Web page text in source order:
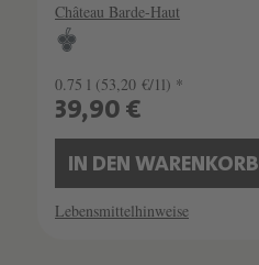
Château Barde-Haut
0.75 l (53,20 €/1l) *
39,90 €
IN DEN WARENKORB
Lebensmittelhinweise